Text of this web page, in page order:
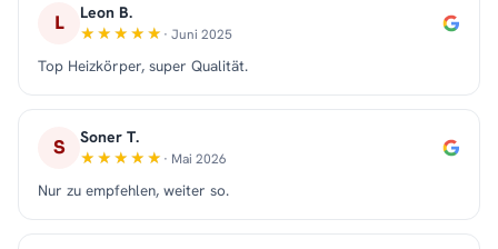
L Leon B.
· Juni 2025
Top Heizkörper, super Qualität.
S Soner T.
· Mai 2026
Nur zu empfehlen, weiter so.